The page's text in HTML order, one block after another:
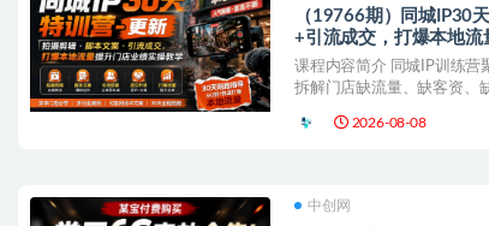
（19766期）同城IP30
+引流成交，打爆本地
课程内容简介 同城IP训练营
拆解门店缺流量、缺客资、
2026-08-08
中创网